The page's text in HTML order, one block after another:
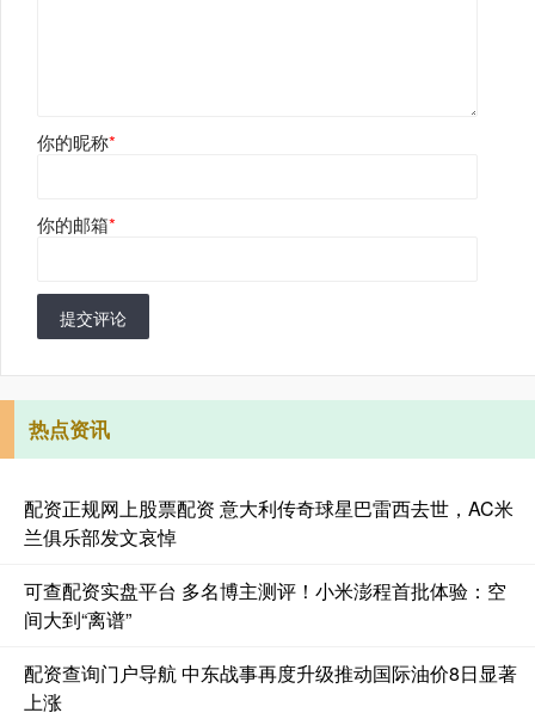
你的昵称*
你的邮箱*
提交评论
热点资讯
配资正规网上股票配资 意大利传奇球星巴雷西去世，AC米
兰俱乐部发文哀悼
可查配资实盘平台 多名博主测评！小米澎程首批体验：空
间大到“离谱”
配资查询门户导航 中东战事再度升级推动国际油价8日显著
上涨